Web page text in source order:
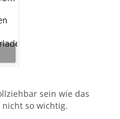
sein wie das
so wichtig.